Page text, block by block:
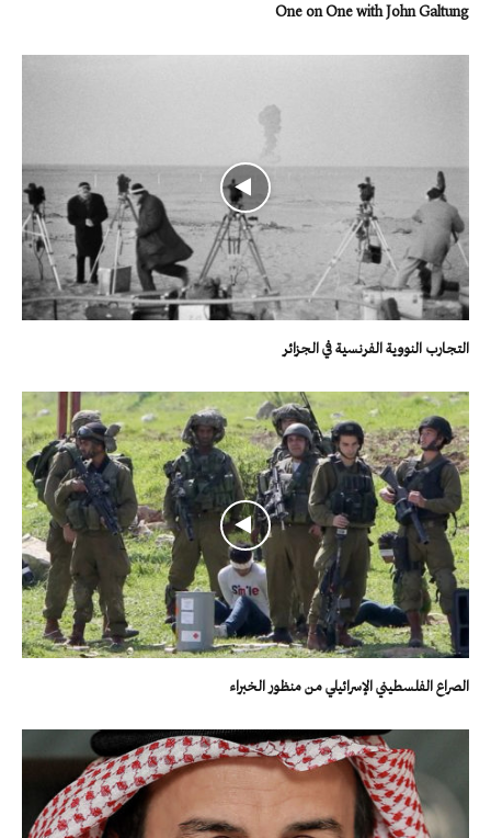
One on One with John Galtung
التجارب النووية الفرنسية في الجزائر
الصراع الفلسطيني الإسرائيلي من منظور الخبراء